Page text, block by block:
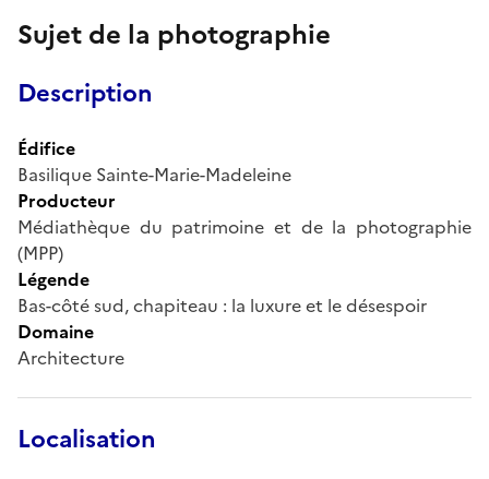
Sujet de la photographie
Description
Édifice
Basilique Sainte-Marie-Madeleine
Producteur
Médiathèque du patrimoine et de la photographie
(MPP)
Légende
Bas-côté sud, chapiteau : la luxure et le désespoir
Domaine
Architecture
Localisation